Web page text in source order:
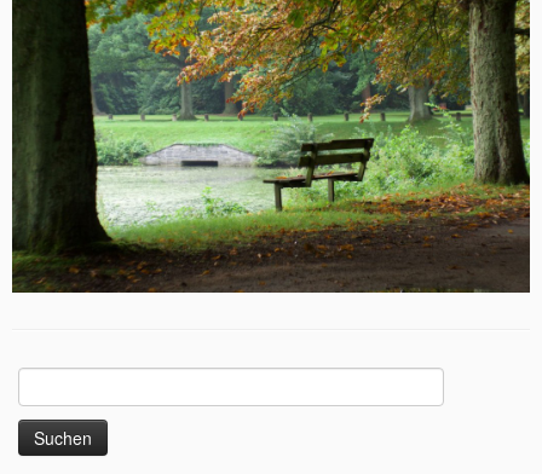
Suchen
nach: